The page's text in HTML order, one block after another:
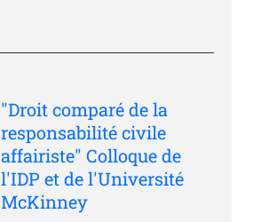
"Droit comparé de la
responsabilité civile
affairiste" Colloque de
l'IDP et de l'Université
McKinney